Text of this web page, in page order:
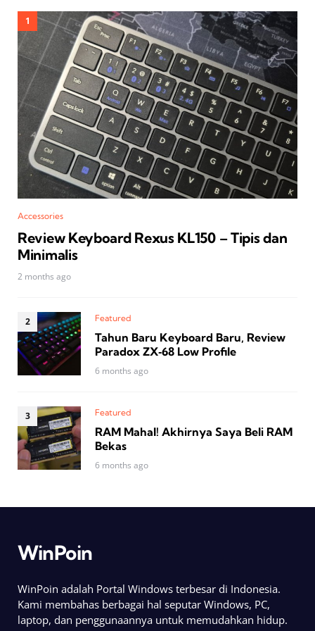
Accessories
Review Keyboard Rexus KL150 – Tipis dan
Minimalis
2 months ago
Featured
Tahun Baru Keyboard Baru, Review
Paradox ZX‑68 Low Profile
6 months ago
Featured
RAM Mahal! Akhirnya Saya Beli RAM
Bekas
6 months ago
WinPoin
WinPoin adalah Portal Windows terbesar di Indonesia.
Kami membahas berbagai hal seputar Windows, PC,
laptop, dan penggunaannya untuk memudahkan hidup.